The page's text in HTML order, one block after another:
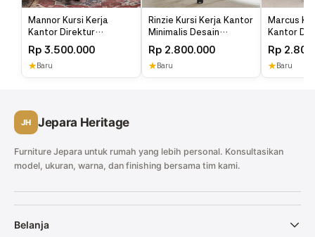
Mannor Kursi Kerja
Kantor Direktur
Tanganan Kayu Jati
Klasik
Rp 3.500.000
★Baru
Rinzie Kursi Kerja Kantor
Minimalis Desain
Minimalis Modern
Rp2.800.000
★Baru
Marcus
Kantor
Kain
Rp
★Baru
JH Jepara Heritage
Furniture Jepara untuk rumah yang lebih personal. Konsultasikan
model, ukuran, warna, dan finishing bersama tim kami.
Belanja